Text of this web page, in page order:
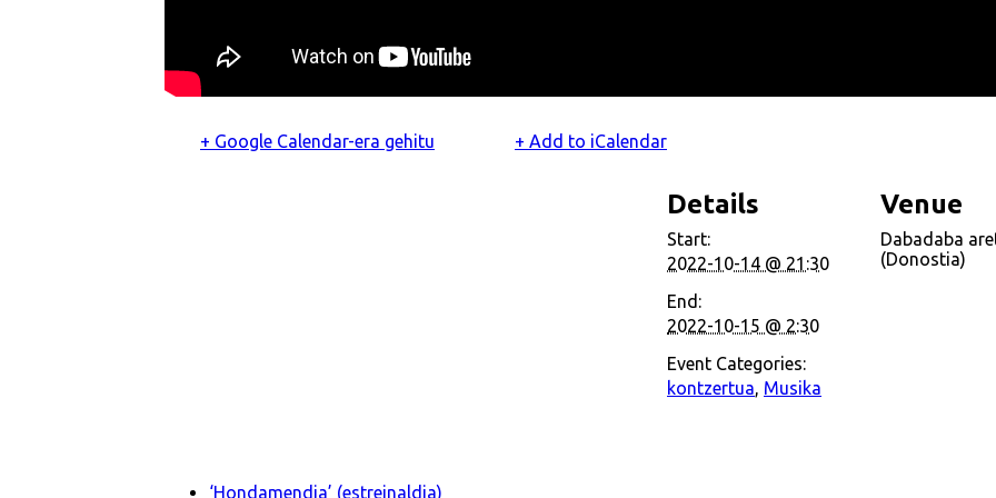
+ Google Calendar-era gehitu + Add to iCalendar
Details
Start:
2022-10-14 @ 21:30
End:
2022-10-15 @ 2:30
Event Categories:
kontzertua, Musika
Venue
Dabadaba
(Donostia)
‘Hondamendia’ (estreinaldia)